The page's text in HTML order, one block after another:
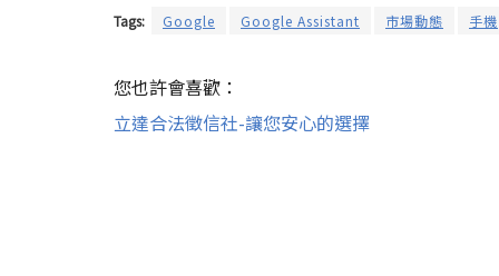
Tags: Google Google Assistant 市場動態 手機
您也許會喜歡：
立達合法徵信社-讓您安心的選擇